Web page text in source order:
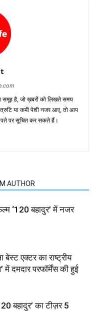
समूह है, जो ख़बरों को लिखते समय
त्रुटि या कमी पेशी नजर आए, तो आप
पर सूचित कर सकते हैं।
AUTHOR
‘120 बहादुर’ में नजर
बेस्ट एक्टर का राष्ट्रीय
दमदार परफॉर्मेंस की हुई
बहादुर’ का टीज़र 5